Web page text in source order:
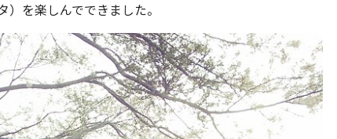
を楽しんでできました。